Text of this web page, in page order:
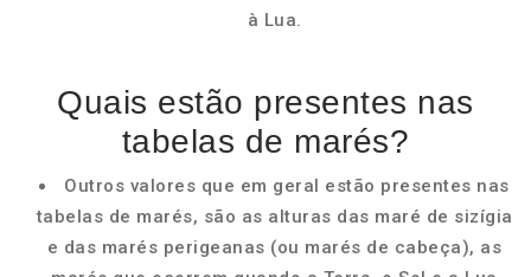
à Lua.
Quais estão presentes nas
tabelas de marés?
Outros valores que em geral estão presentes nas
tabelas de marés, são as alturas das maré de sizígia
e das marés perigeanas (ou marés de cabeça), as